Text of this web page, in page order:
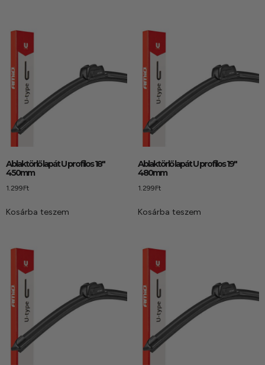
Ablaktörlő lapát U profilos 18″
450mm
1.299Ft
Kosárba teszem
Ablaktörlő lapát U profilos 19″
480mm
1.299Ft
Kosárba teszem